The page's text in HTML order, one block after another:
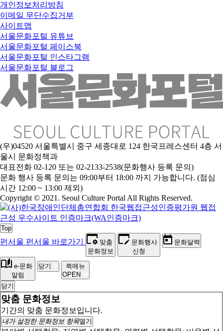
개인정보처리방침
이메일 무단수집거부
사이트맵
서울문화포털 유튜브
서울문화포털 페이스북
서울문화포털 인스타그램
서울문화포털 블로그
(우)04520 서울특별시 중구 세종대로 124 한국프레스센터 4층 서
울시 문화정책과
대표전화 02-120 또는 02-2133-2538(문화행사 등록 문의)
문화 행사 등록 문의는 09:00부터 18:00 까지 가능합니다. (점심
시간 12:00 ~ 13:00 제외)
Copyright © 2021. Seoul Culture Portal All Rights Reserved.
Top
펀서울 펀서울 바로가기
맞춤
문화정보
문화행사
신청
문화달력
e-문화
알림
닫기
퀵메뉴
OPEN
닫기
맞춤 문화정보
기간의 맞춤 문화정보입니다.
내가 설정한 문화정보 항목열기